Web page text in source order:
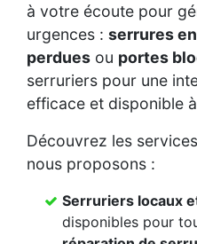
à votre écoute pour
urgences : serrures
perdues ou portes
serruriers pour une
efficace et disponible
Découvrez les
nous proposons :
Serruriers locaux
disponibles pour